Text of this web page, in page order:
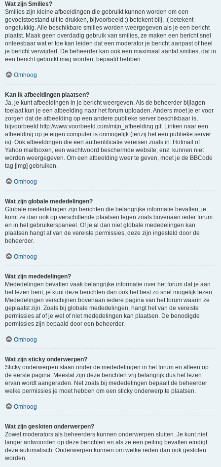
Wat zijn Smilies?
Smilies zijn kleine afbeeldingen die gebruikt kunnen worden om een
gevoelstoestand uit te drukken, bijvoorbeeld :) betekent blij, :( betekent
ongelukkig. Alle beschikbare smilies worden weergegeven als je een bericht
plaatst. Maak geen overdadig gebruik van smilies, ze maken een bericht snel
onleesbaar wat er toe kan leiden dat een moderator je bericht aanpast of heel
je bericht verwijdert. De beheerder kan ook een maximaal aantal smilies, dat in
een bericht gebruikt mag worden, bepaald hebben.
Omhoog
Kan ik afbeeldingen plaatsen?
Ja, je kunt afbeeldingen in je bericht weergeven. Als de beheerder bijlagen
toelaat kun je een afbeelding naar het forum uploaden. Anders moet je er voor
zorgen dat de afbeelding op een andere publieke server beschikbaar is,
bijvoorbeeld http://www.voorbeeld.com/mijn_afbeelding.gif. Linken naar een
afbeelding op je eigen computer is onmogelijk (tenzij het een publieke server
is). Ook afbeeldingen die een authentificatie vereisen zoals in: Hotmail of
Yahoo mailboxen, een wachtwoord beschermde website, enz. kunnen niet
worden weergegeven. Om een afbeelding weer te geven, moet je de BBCode
tag [img] gebruiken.
Omhoog
Wat zijn globale mededelingen?
Globale mededelingen zijn berichten die belangrijke informatie bevatten, je
komt ze dan ook op verschillende plaatsen tegen zoals bovenaan ieder forum
en in het gebruikerspaneel. Of je al dan niet globale mededelingen kan
plaatsen hangt af van de vereiste permissies, deze zijn ingesteld door de
beheerder.
Omhoog
Wat zijn mededelingen?
Mededelingen bevatten vaak belangrijke informatie over het forum dat je aan
het lezen bent, je kunt deze berichten dan ook het best zo snel mogelijk lezen.
Mededelingen verschijnen bovenaan iedere pagina van het forum waarin ze
geplaatst zijn. Zoals bij globale mededelingen, hangt het van de vereiste
permissies af of je wel of niet mededelingen kan plaatsen. De benodigde
permissies zijn bepaald door een beheerder.
Omhoog
Wat zijn sticky onderwerpen?
Sticky onderwerpen staan onder de mededelingen in het forum en alleen op
de eerste pagina. Meestal zijn deze berichten vrij belangrijk dus het lezen
ervan wordt aangeraden. Net zoals bij mededelingen bepaalt de beheerder
welke permissies je moet hebben om een sticky onderwerp te plaatsen.
Omhoog
Wat zijn gesloten onderwerpen?
Zowel moderators als beheerders kunnen onderwerpen sluiten. Je kunt niet
langer antwoorden op deze berichten en als ze een peiling bevatten eindigt
deze automatisch. Onderwerpen kunnen om welke reden dan ook gesloten
worden.